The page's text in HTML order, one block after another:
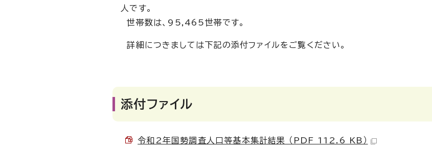
人です。
世帯数は、95,465世帯です。
詳細につきましては下記の添付ファイルをご覧ください。
添付ファイル
令和2年国勢調査人口等基本集計結果 （PDF 112.6 KB）